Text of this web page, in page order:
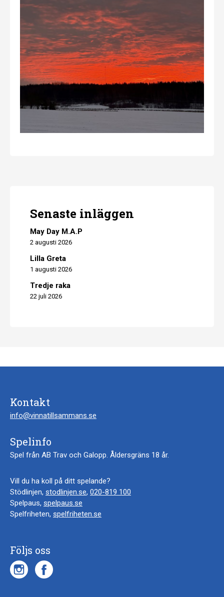
Senaste inläggen
May Day M.A.P
2 augusti 2026
Lilla Greta
1 augusti 2026
Tredje raka
22 juli 2026
Kontakt
info@vinnatillsammans.se
Spelinfo
Spel från AB Trav och Galopp. Åldersgräns 18 år.
Vill du ha koll på ditt spelande?
Stödlinjen, stodlinjen.se, 020-819 100
Spelpaus, spelpaus.se
Spelfriheten, spelfriheten.se
Följs oss